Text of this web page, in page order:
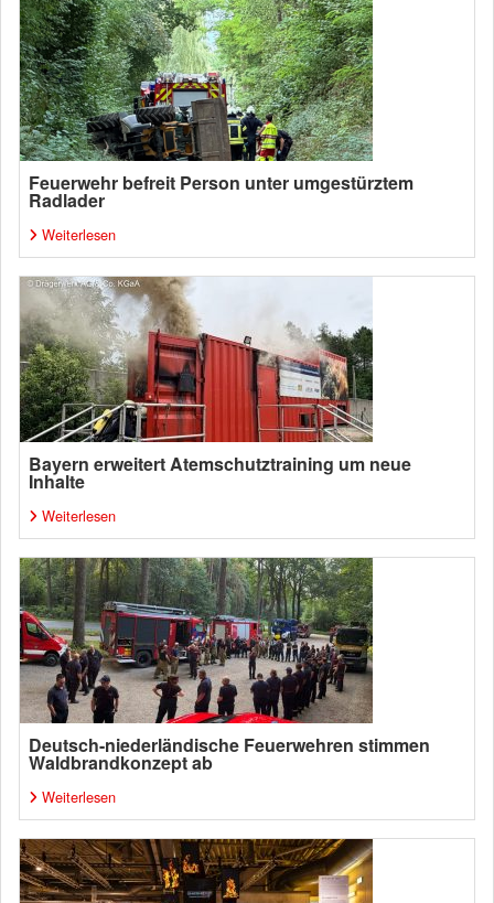
Feuerwehr befreit Person unter umgestürztem
Radlader
Weiterlesen
Bayern erweitert Atemschutztraining um neue
Inhalte
Weiterlesen
Deutsch-niederländische Feuerwehren stimmen
Waldbrandkonzept ab
Weiterlesen